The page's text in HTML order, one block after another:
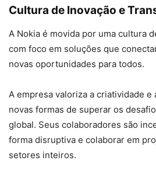
Cultura de Inovação e
A Nokia é movida por uma cultura
com foco em soluções que
novas oportunidades para todos.
A empresa valoriza a criatividade e
novas formas de superar os
global. Seus colaboradores são
forma disruptiva e colaborar em
setores inteiros.